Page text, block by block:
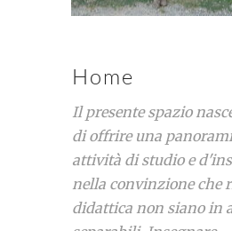
Home
Il presente spazio
di offrire una
attività di studio e
nella convinzione che
didattica non siano in